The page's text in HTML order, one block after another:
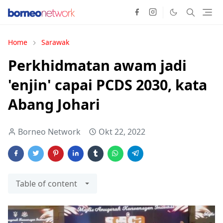
Home Sarawak
Perkhidmatan awam jadi
'enjin' capai PCDS 2030, kata
Abang Johari
Borneo Network Okt 22, 2022
Table of content